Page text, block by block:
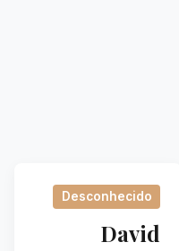
Desconhecido
David